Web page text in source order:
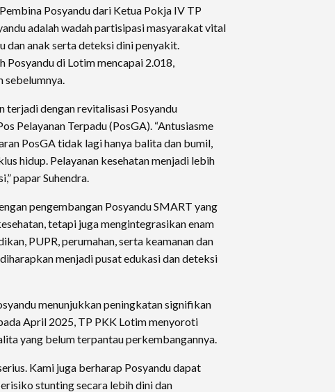
Posyandu dari Ketua Pokja IV TP
adalah wadah partisipasi masyarakat vital
dan anak serta deteksi dini penyakit.
Posyandu di Lotim mencapai 2.018,
sebelumnya.
terjadi dengan revitalisasi Posyandu
Pelayanan Terpadu (PosGA). “Antusiasme
PosGA tidak lagi hanya balita dan bumil,
hidup. Pelayanan kesehatan menjadi lebih
papar Suhendra.
pengembangan Posyandu SMART yang
tetapi juga mengintegrasikan enam
PUPR, perumahan, serta keamanan dan
menjadi pusat edukasi dan deteksi
menunjukkan peningkatan signifikan
April 2025, TP PKK Lotim menyoroti
yang belum terpantau perkembangannya.
Kami juga berharap Posyandu dapat
stunting secara lebih dini dan